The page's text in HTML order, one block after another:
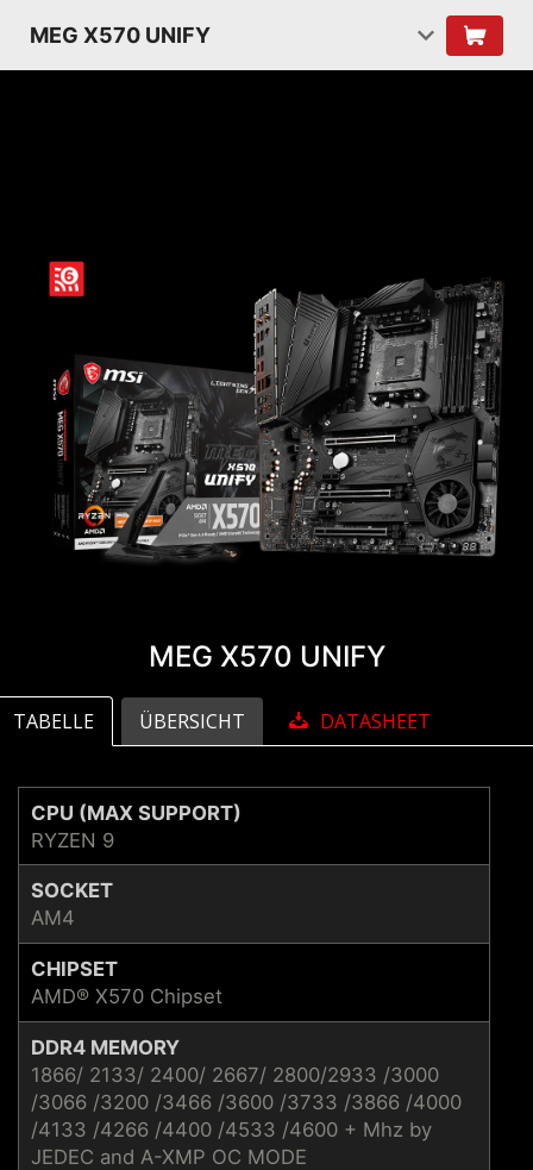
MEG X570 UNIFY
MEG X570 UNIFY
TABELLE ÜBERSICHT DATASHEET
CPU (MAX SUPPORT)
RYZEN 9
SOCKET
AM4
CHIPSET
AMD® X570 Chipset
DDR4 MEMORY
1866/ 2133/ 2400/ 2667/ 2800/2933 /3000
/3066 /3200 /3466 /3600 /3733 /3866 /4000
/4133 /4266 /4400 /4533 /4600 + Mhz by
JEDEC and A-XMP OC MODE